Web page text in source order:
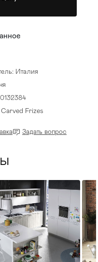
Италия
Frizes
Задать вопрос